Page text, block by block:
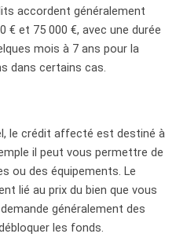
accordent généralement
et 75 000 €, avec une durée
mois à 7 ans pour la
dans certains cas.
le crédit affecté est destiné à
il peut vous permettre de
ou des équipements. Le
lié au prix du bien que vous
généralement des
les fonds.